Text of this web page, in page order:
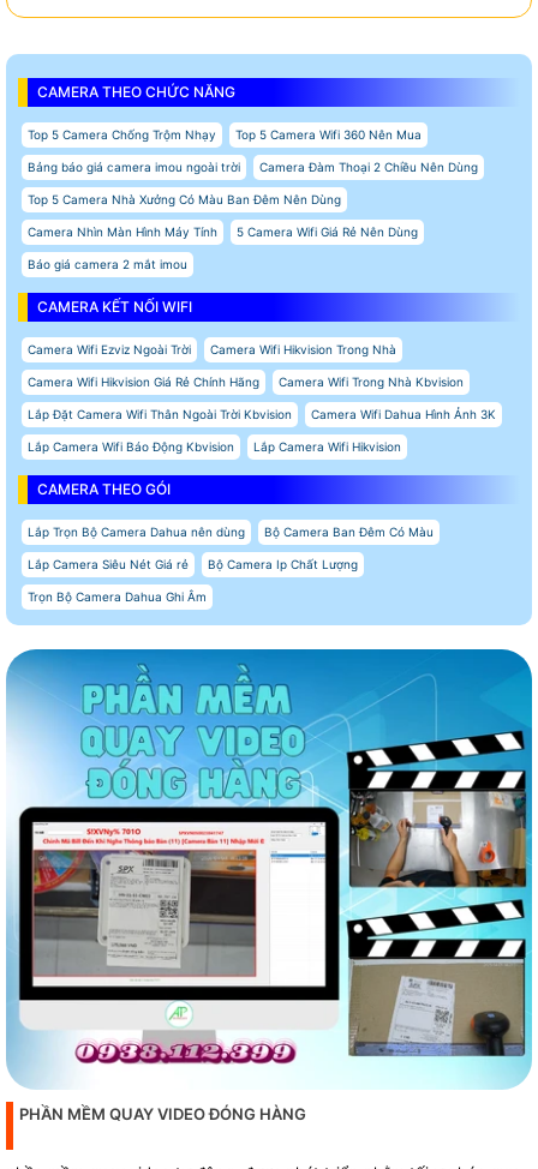
CAMERA THEO CHỨC NĂNG
Top 5 Camera Chống Trộm Nhạy Top 5 Camera Wifi 360 Nên Mua
Bảng báo giá camera imou ngoài trời Camera Đàm Thoại 2 Chiều Nên Dùng
Top 5 Camera Nhà Xưởng Có Màu Ban Đêm Nên Dùng
Camera Nhìn Màn Hình Máy Tính 5 Camera Wifi Giá Rẻ Nên Dùng
Báo giá camera 2 mắt imou
CAMERA KẾT NỐI WIFI
Camera Wifi Ezviz Ngoài Trời Camera Wifi Hikvision Trong Nhà
Camera Wifi Hikvision Giá Rẻ Chính Hãng Camera Wifi Trong Nhà Kbvision
Lắp Đặt Camera Wifi Thân Ngoài Trời Kbvision Camera Wifi Dahua Hình Ảnh 3K
Lắp Camera Wifi Báo Động Kbvision Lắp Camera Wifi Hikvision
CAMERA THEO GÓI
Lắp Trọn Bộ Camera Dahua nên dùng Bộ Camera Ban Đêm Có Màu
Lắp Camera Siêu Nét Giá rẻ Bộ Camera Ip Chất Lượng
Trọn Bộ Camera Dahua Ghi Âm
PHẦN MỀM QUAY VIDEO ĐÓNG HÀNG